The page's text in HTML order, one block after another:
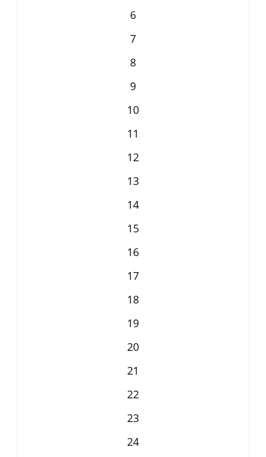
6
7
8
9
10
11
12
13
14
15
16
17
18
19
20
21
22
23
24